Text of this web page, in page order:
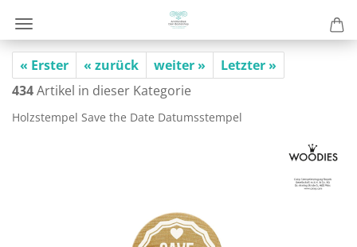
« Erster « zurück weiter »
Letzter »
434Artikel in dieser Kategorie
Holz­stem­pel Save the Date Da­tums­stem­pel